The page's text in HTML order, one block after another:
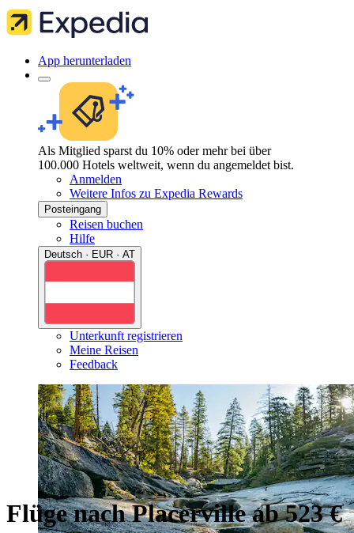
App herunterladen
Als Mitglied sparst du 10% oder mehr bei über
100.000 Hotels weltweit, wenn du angemeldet bist.
Anmelden
Weitere Infos zu Expedia Rewards
Posteingang
Reisen buchen
Hilfe
Deutsch · EUR · AT
Unterkunft registrieren
Meine Reisen
Feedback
Flüge nach Placerville ab 523 €